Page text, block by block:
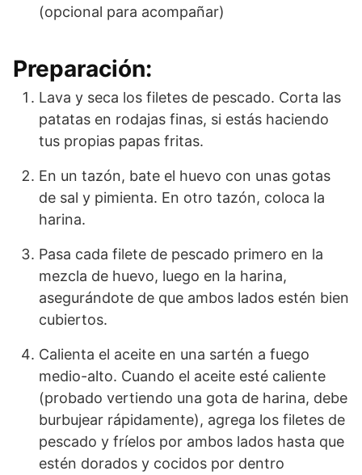
(opcional para acompañar)
Preparación:
Lava y seca los filetes de pescado. Corta las
patatas en rodajas finas, si estás haciendo
tus propias papas fritas.
En un tazón, bate el huevo con unas gotas
de sal y pimienta. En otro tazón, coloca la
harina.
Pasa cada filete de pescado primero en la
mezcla de huevo, luego en la harina,
asegurándote de que ambos lados estén bien
cubiertos.
Calienta el aceite en una sartén a fuego
medio-alto. Cuando el aceite esté caliente
(probado vertiendo una gota de harina, debe
burbujear rápidamente), agrega los filetes de
pescado y fríelos por ambos lados hasta que
estén dorados y cocidos por dentro